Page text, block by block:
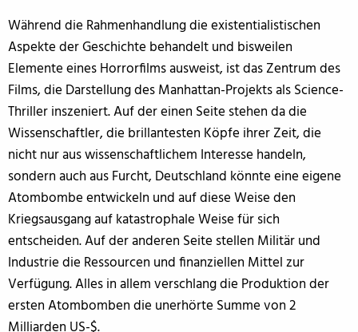
Während die Rahmenhandlung die existentialistischen
Aspekte der Geschichte behandelt und bisweilen
Elemente eines Horrorfilms ausweist, ist das Zentrum des
Films, die Darstellung des Manhattan-Projekts als Science-
Thriller inszeniert. Auf der einen Seite stehen da die
Wissenschaftler, die brillantesten Köpfe ihrer Zeit, die
nicht nur aus wissenschaftlichem Interesse handeln,
sondern auch aus Furcht, Deutschland könnte eine eigene
Atombombe entwickeln und auf diese Weise den
Kriegsausgang auf katastrophale Weise für sich
entscheiden. Auf der anderen Seite stellen Militär und
Industrie die Ressourcen und finanziellen Mittel zur
Verfügung. Alles in allem verschlang die Produktion der
ersten Atombomben die unerhörte Summe von 2
Milliarden US-$.